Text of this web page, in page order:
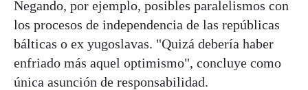
Negando, por ejemplo, posibles paralelismos con
los procesos de independencia de las repúblicas
bálticas o ex yugoslavas. "Quizá debería haber
enfriado más aquel optimismo", concluye como
única asunción de responsabilidad.